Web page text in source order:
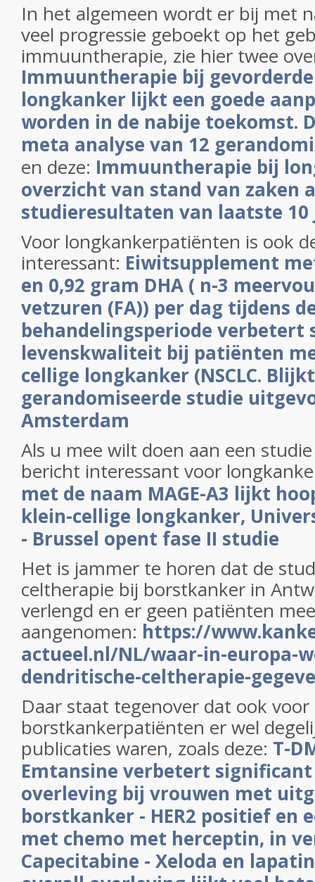
In het algemeen wordt er bij met
veel progressie geboekt op het
immuuntherapie, zie hier twee
Immuuntherapie bij
longkanker lijkt een goede
worden in de nabije toekomst.
meta analyse van 12
en deze: Immuuntherapie bij
overzicht van stand van zaken
studieresultaten van laatste 10
Voor longkankerpatiënten is ook
interessant: Eiwitsupplement
en 0,92 gram DHA ( n-3
vetzuren (FA)) per dag tijdens
behandelingsperiode verbetert
levenskwaliteit bij patiënten
cellige longkanker (NSCLC.
gerandomiseerde studie
Amsterdam
Als u mee wilt doen aan een
bericht interessant voor
met de naam MAGE-A3 lijkt
klein-cellige longkanker,
- Brussel opent fase II studie
Het is jammer te horen dat de
celtherapie bij borstkanker in
verlengd en er geen patiënten
aangenomen: https://
actueel.nl/NL/waar-in-europa-
dendritische-celtherapie-
Daar staat tegenover dat ook voor
borstkankerpatiënten er wel
publicaties waren, zoals deze: T-
Emtansine verbetert
overleving bij vrouwen met
borstkanker - HER2 positief en
met chemo met herceptin, in
Capecitabine - Xeloda en